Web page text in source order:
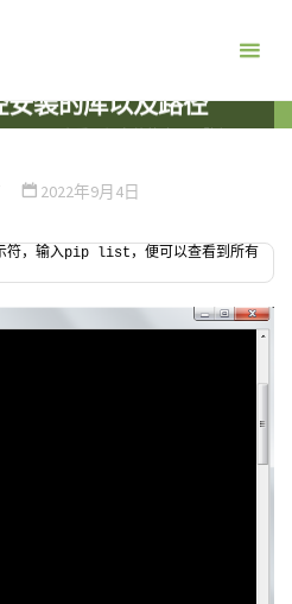
装的库以及路径
2022年9月4日
符，输入pip list，便可以查看到所有